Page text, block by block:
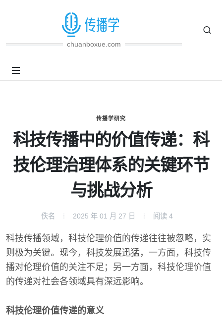
chuanboxue.com
传播学研究
科技传播中的价值传递：科
技伦理治理体系的关键环节
与挑战分析
佚名 2025 年 01 月 27 日 阅读 4
科技传播领域，科技伦理价值的传递往往被忽略，实
则极为关键。现今，科技发展迅猛，一方面，科技传
播对伦理价值的关注不足；另一方面，科技伦理价值
的传递对社会各领域具有深远影响。
科技伦理价值传递的意义